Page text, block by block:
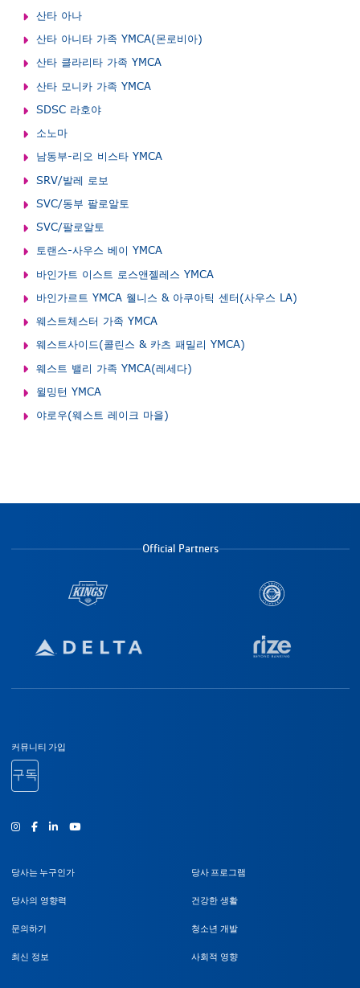
산타 아나
산타 아니타 가족 YMCA(몬로비아)
산타 클라리타 가족 YMCA
산타 모니카 가족 YMCA
SDSC 라호야
소노마
남동부-리오 비스타 YMCA
SRV/발레 로보
SVC/동부 팔로알토
SVC/팔로알토
토랜스-사우스 베이 YMCA
바인가트 이스트 로스앤젤레스 YMCA
바인가르트 YMCA 웰니스 & 아쿠아틱 센터(사우스 LA)
웨스트체스터 가족 YMCA
웨스트사이드(콜린스 & 카츠 패밀리 YMCA)
웨스트 밸리 가족 YMCA(레세다)
윌밍턴 YMCA
야로우(웨스트 레이크 마을)
Official Partners
바닥글 탐색
커뮤니티 가입
구독
인스타그램
Facebook유튜브
당사는 누구인가
당사의 영향력
문의하기
최신 정보
당사 프로그램
건강한 생활
청소년 개발
사회적 영향